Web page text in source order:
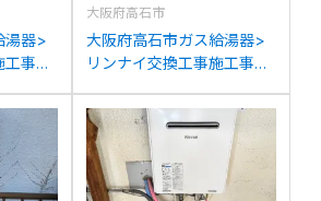
湯器>
工事
ナイ
交換
大阪府高石市
大阪府高石市ガス給湯器>
リンナイ交換工事施工事
らリンナイRUF-
205SAW(B)への交換